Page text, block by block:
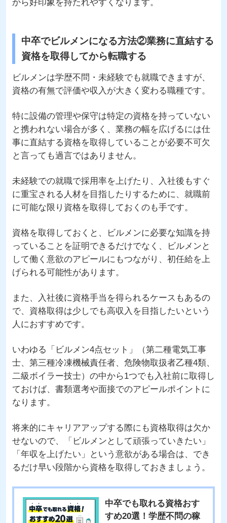
から好印象を持たれやすくなります。
中卒でビルメンになる方法②業務に直結する
資格を取得してから転職する
ビルメンは学歴不問・未経験でも就職できますが、
資格の有無で評価や収入が大きく変わる職種です。
特に設備の管理や保守は特定の資格を持っていない
と携われない場合が多く、業務の幅を広げるには仕
事に直結する資格を取得していることが必要不可欠
と言っても過言ではありません。
未経験での就職で採用率を上げたり、入社後もすぐ
に重宝される人材を目指したりするために、就職前
に可能な限り資格を取得しておくのも手です。
資格を取得しておくと、ビルメンに必要な知識を持
っていることを証明できるだけでなく、ビルメンと
して働く意欲のアピールにもつながり、初任給を上
げられる可能性があります。
また、入社後に資格手当を得られるケースもあるの
で、資格取得は少しでも高収入を目指したいという
人におすすめです。
いわゆる「ビルメン4点セット」（第二種電気工事
士、第三種冷凍機械責任者、危険物取扱者乙種4類、
二級ボイラー技士）の中から1つでも入社前に取得し
ておけば、書類選考や面接でのアピールポイントに
なります。
将来的にキャリアアップする際にも資格取得は欠か
せないので、「ビルメンとして頑張っていきたい」
「年収を上げたい」という意欲がある場合は、でき
るだけ早い段階から資格を取得しておきましょう。
中卒でも取れる資格おす
すめ20選！学歴不問の稼